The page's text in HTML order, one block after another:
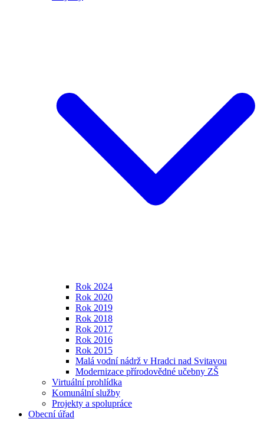
Rok 2024
Rok 2020
Rok 2019
Rok 2018
Rok 2017
Rok 2016
Rok 2015
Malá vodní nádrž v Hradci nad Svitavou
Modernizace přírodovědné učebny ZŠ
Virtuální prohlídka
Komunální služby
Projekty a spolupráce
Obecní úřad